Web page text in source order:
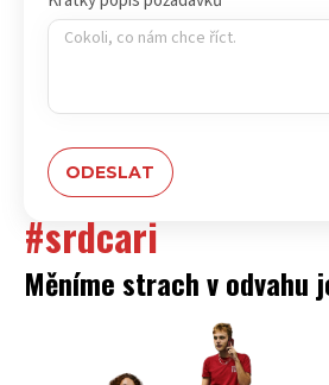
#srdcari
Měníme strach v odvahu